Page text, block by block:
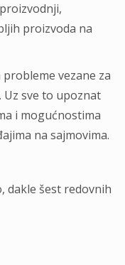
proizvoda na
vezane za
sve to upoznat
i mogućnostima
na sajmovima.
dakle šest redovnih